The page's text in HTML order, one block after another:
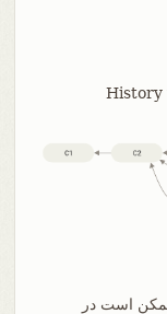
است در